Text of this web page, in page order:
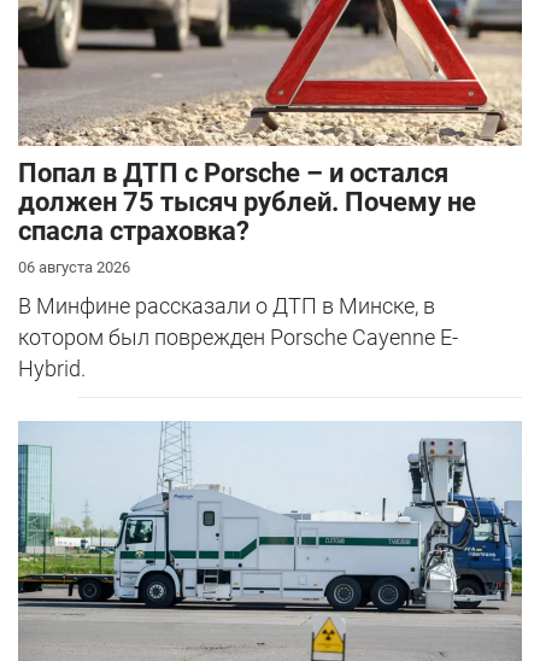
​Попал в ДТП с Porsche – и остался
должен 75 тысяч рублей. Почему не
спасла страховка?
06 августа 2026
В Минфине рассказали о ДТП в Минске, в
котором был поврежден Porsche Cayenne E-
Hybrid.